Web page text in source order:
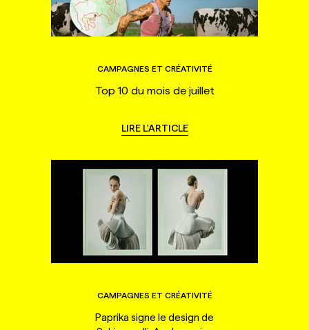
CAMPAGNES ET CRÉATIVITÉ
Top 10 du mois de juillet
LIRE L'ARTICLE
CAMPAGNES ET CRÉATIVITÉ
Paprika signe le design de